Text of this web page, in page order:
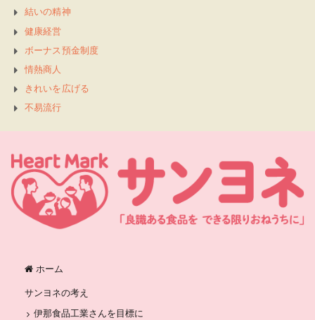
結いの精神
健康経営
ボーナス預金制度
情熱商人
きれいを広げる
不易流行
ホーム
サンヨネの考え
伊那食品工業さんを目標に